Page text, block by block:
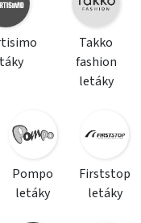
Takko
fashion
letáky
Pompo
letáky
Firststop
letáky